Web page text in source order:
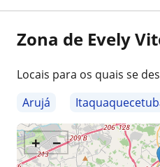
Zona de Evely
Locais para os quais se
Arujá
+ −